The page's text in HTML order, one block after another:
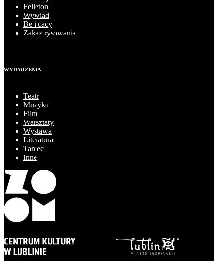
Felieton
Wywiad
Be i cacy
Zakaz rysowania
WYDARZENIA
Teatr
Muzyka
Film
Warsztaty
Wystawa
Literatura
Taniec
Inne